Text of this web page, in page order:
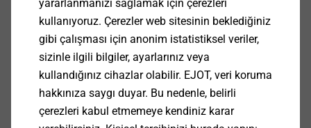
initiating business with your customers). It is not
allowed to disclose confidential information to
competitors of the EJOT Group and the disclosure
must not otherwise be harmful to EJOT’s
business. You are obliged to inform all your
recipients of confidential information of this non-
disclosure agreement and the confidentiality
yararlanmanızı sağlamak için çerezleri
kullanıyoruz. Çerezler web sitesinin beklediğiniz
gibi çalışması için anonim istatistiksel veriler,
sizinle ilgili bilgiler, ayarlarınız veya
kullandığınız cihazlar olabilir. EJOT, veri koruma
hakkınıza saygı duyar. Bu nedenle, belirli
çerezleri kabul etmemeye kendiniz karar